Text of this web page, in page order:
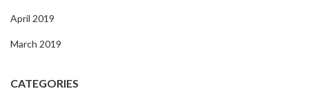
April 2019
March 2019
CATEGORIES